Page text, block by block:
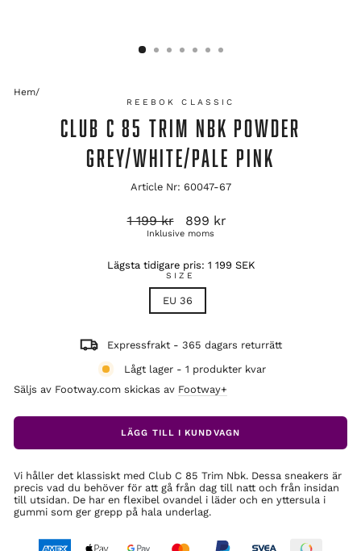
Hem/
REEBOK CLASSIC
CLUB C 85 TRIM NBK POWDER
GREY/WHITE/PALE PINK
Article Nr: 60047-67
Ordinarie
1 199 kr Reapris
899 kr
Inklusive moms
Lägsta tidigare pris: 1 199 SEK
SIZE
EU 36
Expressfrakt - 365 dagars returrätt
Lågt lager - 1 produkter kvar
Säljs av Footway.com skickas av Footway+
LÄGG TILL I KUNDVAGN
Vi håller det klassiskt med Club C 85 Trim Nbk. Dessa sneakers är
precis vad du behöver för att gå från dag till natt och från insidan
till utsidan. De har en flexibel ovandel i läder och en yttersula i
gummi som ger grepp på hala underlag.